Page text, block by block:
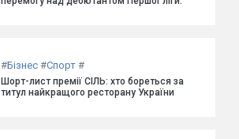
#Бізнес #Спорт #
Шорт-лист премії СІЛЬ: хто бореться за
титул найкращого ресторану України